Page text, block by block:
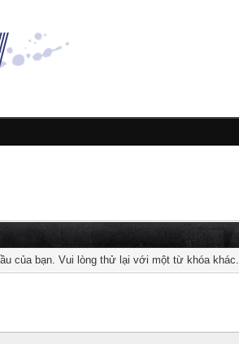
của bạn. Vui lòng thử lại với một từ khóa khác.